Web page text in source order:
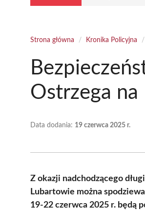
Strona główna / Kronika Policyjna /
Ostrzega na
Data dodania: 19 czerwca 2025 r.
Z okazji nadchodzącego
Lubartowie można
19-22 czerwca 2025 r. będą